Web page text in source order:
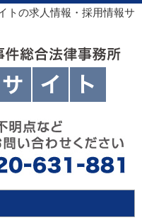
トの求人情報・採用情報サ